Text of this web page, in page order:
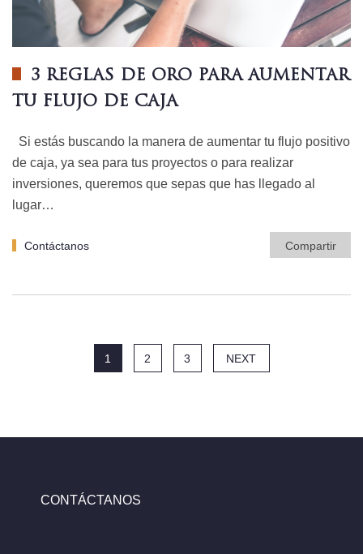
3 REGLAS DE ORO PARA AUMENTAR
TU FLUJO DE CAJA
Si estás buscando la manera de aumentar tu flujo positivo
de caja, ya sea para tus proyectos o para realizar
inversiones, queremos que sepas que has llegado al
lugar…
Contáctanos Compartir
1 2 3 NEXT
CONTÁCTANOS